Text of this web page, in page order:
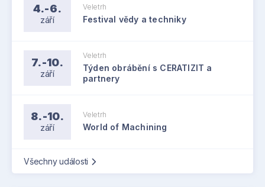
4.-6.
září
Veletrh
Festival vědy a techniky
7.-10.
září
Veletrh
Týden obrábění s CERATIZIT a
partnery
8.-10.
září
Veletrh
World of Machining
Všechny události